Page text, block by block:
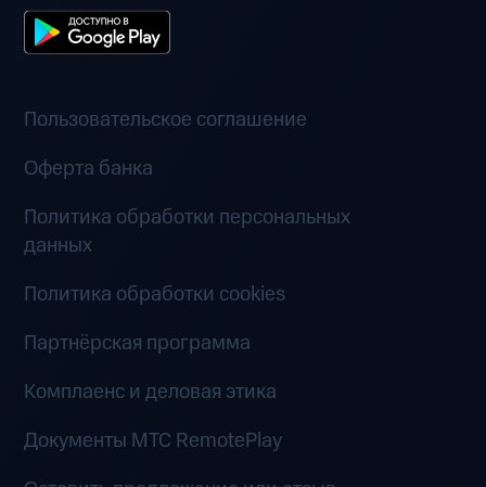
Пользовательское соглашение
Оферта банка
Политика обработки персональных
данных
Политика обработки cookies
Партнёрская программа
Комплаенс и деловая этика
Документы MTC RemotePlay